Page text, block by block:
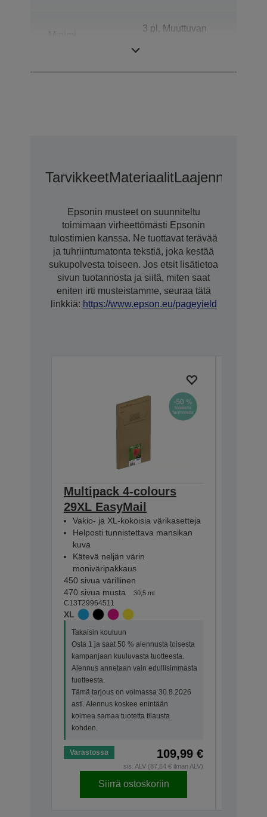
3 pl, Muuttuvan
TarvikkeetMateriaalitLaajennetun
Epsonin musteet on suunniteltu
toimimaan virheettömästi Epsonin
tulostimien kanssa. Ne tuottavat terävää
ja tuhriintumatonta tekstiä, joka kestää
sukupolvesta toiseen. Jos etsit lisätietoa
sivun tuotannosta ja siitä, miten saat
eniten irti musteistamme, seuraa tätä
linkkiä: https://www.epson.eu/pageyield
Multipack 4-colours
29XL EasyMail
Vakio- ja XL-kokoisia värikasetteja
Helposti tunnistettava mansikan
kuva
Kätevä neljän värin
moniväripakkaus
450 sivua värillinen
470 sivua musta
30,5 ml
C13T29964511
XL
Takaisin kouluun
Osta 1 ja saat 50 % alennusta toisesta
kampanjaan kuuluvasta tuotteesta.
Alennus annetaan vain edullisimmasta
tuotteesta.
Tämä tarjous on voimassa 30.8.2026
asti. Alennus koskee enintään
kolmea samaa tuotetta tilausta
kohden.
Varastossa 109,99 €
sis. ALV (87,64 € ilman ALV)
Siirrä ostoskoriin